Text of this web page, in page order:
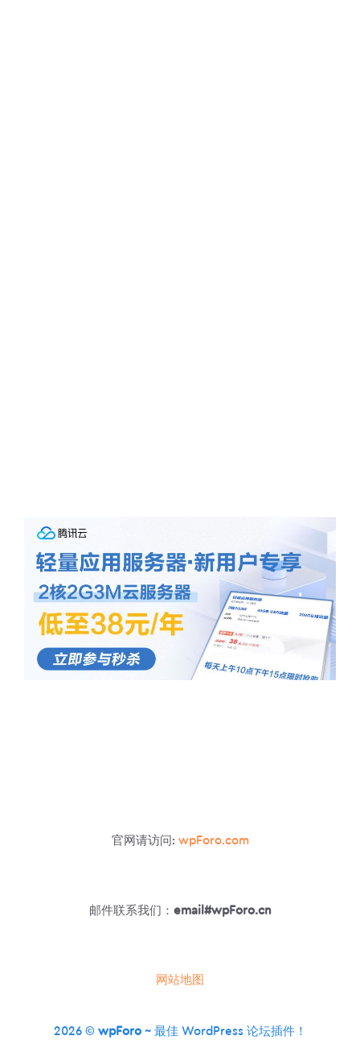
官网请访问: wpForo.com
邮件联系我们： email#wpForo.cn
网站地图
2026 © wpForo~ 最佳 WordPress 论坛插件！